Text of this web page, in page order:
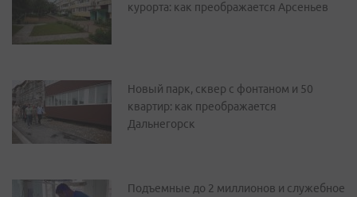
курорта: как преображается Арсеньев
Новый парк, сквер с фонтаном и 50
квартир: как преображается
Дальнегорск
Подъемные до 2 миллионов и служебное